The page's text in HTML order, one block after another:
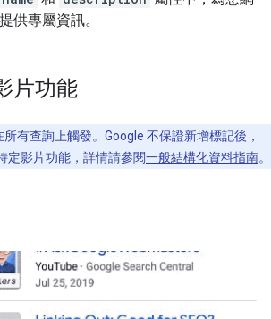
供專屬資訊。
片功能
有查詢上觸發。Google 不保證新增標記後，
定影片功能，詳情請參閱一般結構化資料指南。